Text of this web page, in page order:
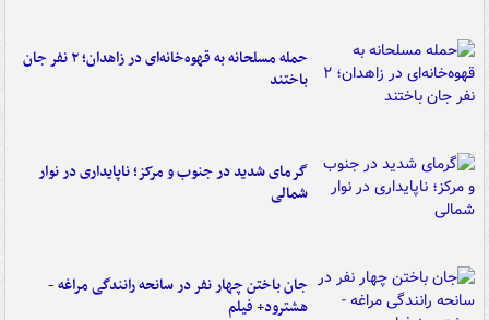
حمله مسلحانه به قهوه‌خانه‌ای در زاهدان؛ ۲ نفر جان
باختند
گرمای شدید در جنوب و مرکز؛ ناپایداری در نوار
شمالی
جان باختن چهار نفر در سانحه رانندگی مراغه -
هشترود+ فیلم